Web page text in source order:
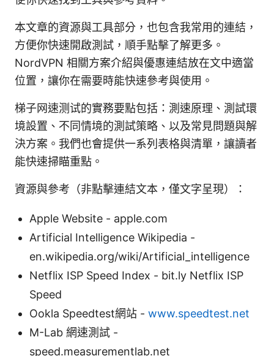
本文章的資源與工具部分，也包含我常用的連結，
方便你快速開啟測試，順手點擊了解更多。
NordVPN 相關方案介紹與優惠連結放在文中適當
位置，讓你在需要時能快速參考與使用。
梯子网速测试的實務要點包括：測速原理、測試環
境設置、不同情境的測試策略、以及常見問題與解
決方案。我們也會提供一系列表格與清單，讓讀者
能快速掃瞄重點。
資源與參考（非點擊連結文本，僅文字呈現）：
Apple Website - apple.com
Artificial Intelligence Wikipedia -
en.wikipedia.org/wiki/Artificial_intelligence
Netflix ISP Speed Index - bit.ly Netflix ISP
Speed
Ookla Speedtest網站 - www.speedtest.net
M-Lab 網速測試 -
speed.measurementlab.net